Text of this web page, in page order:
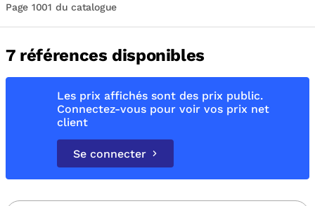
Page 1001 du catalogue
7 références disponibles
Les prix affichés sont des prix public.
Connectez-vous pour voir vos prix net
client
Se connecter